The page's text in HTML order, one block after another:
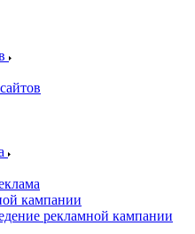
кампании
рекламной кампании